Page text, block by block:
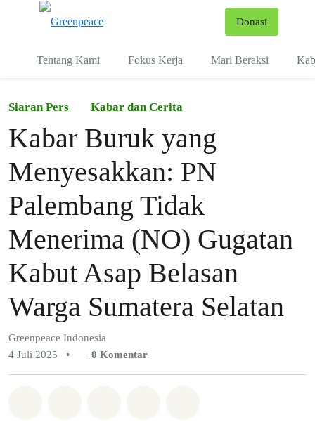
Donasi
Tentang Kami Fokus Kerja Mari Beraksi
Siaran Pers Kabar dan Cerita
Kabar Buruk yang
Menyesakkan: PN
Palembang Tidak
Menerima (NO) Gugatan
Kabut Asap Belasan
Warga Sumatera Selatan
Greenpeace Indonesia
4 Juli 2025
• 0 Komentar